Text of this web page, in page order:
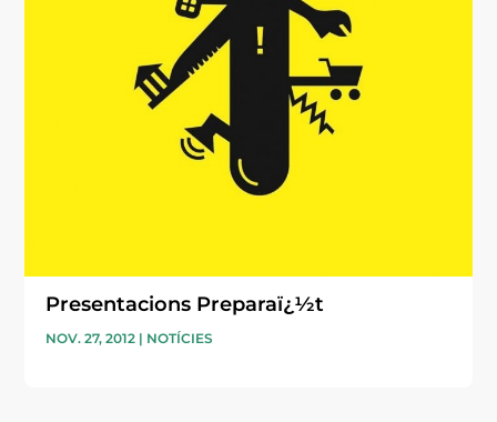
Presentacions Preparaï¿½t
NOV. 27, 2012 | NOTÍCIES